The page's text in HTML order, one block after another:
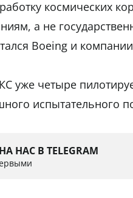
космических
а не
Boeing и
уже четыре
испытательного
НАС В TELEGRAM